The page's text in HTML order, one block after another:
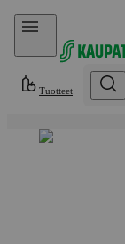
Hyppää sisältöön
Tuotteet